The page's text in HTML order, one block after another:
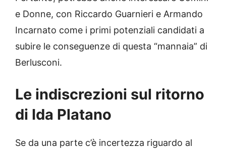
e Donne, con Riccardo Guarnieri e Armando
Incarnato come i primi potenziali candidati a
subire le conseguenze di questa “mannaia” di
Berlusconi.
Le indiscrezioni sul ritorno
di Ida Platano
Se da una parte c’è incertezza riguardo al